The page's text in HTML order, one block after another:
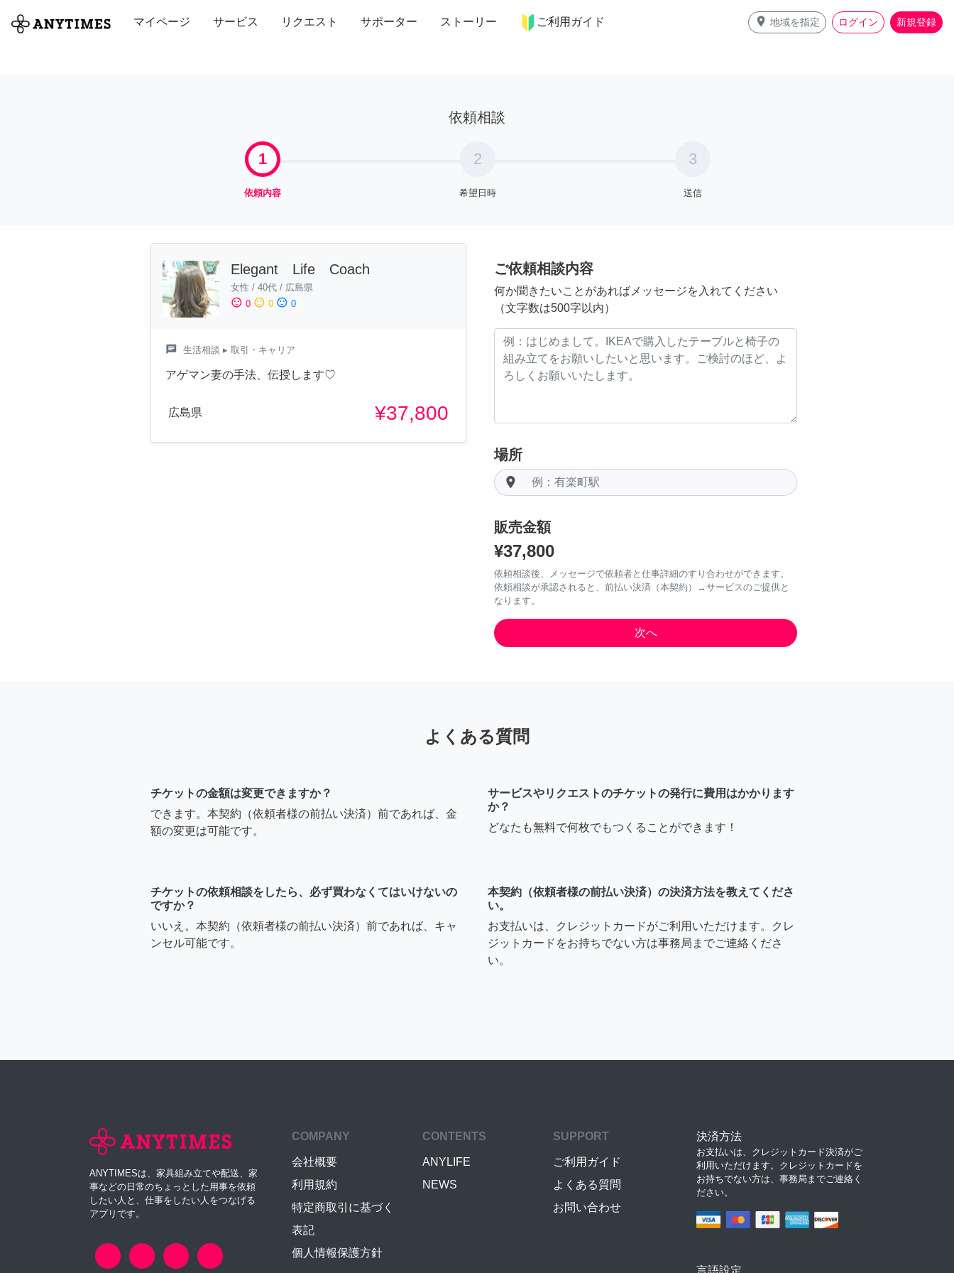
マイページ サービス リクエスト サポーター ストーリー ご利用ガイド place 地域を指定 ログイン 新規登録
全て 修理・組立 家事 引っ越し インテリア 趣味・習い事 ペット 料理
依頼相談
1
依頼内容
2
希望日時
3
送信
Elegant Life Coach
女性 / 40代 / 広島県
sentiment_satisfied 0 sentiment_neutral 0 sentiment_dissatisfied 0
chat 生活相談 ▸ 取引・キャリア
アゲマン妻の手法、伝授します♡
広島県 ¥37,800
ご依頼相談内容
何か聞きたいことがあればメッセージを入れてください
（文字数は500字以内）
場所
room
販売金額
¥37,800
依頼相談後、メッセージで依頼者と仕事詳細のすり合わせができます。
依頼相談が承認されると、前払い決済（本契約）→サービスのご提供と
なります。
よくある質問
チケットの金額は変更できますか？
できます。本契約（依頼者様の前払い決済）前であれば、金
額の変更は可能です。
サービスやリクエストのチケットの発行に費用はかかります
か？
どなたも無料で何枚でもつくることができます！
チケットの依頼相談をしたら、必ず買わなくてはいけないの
ですか？
いいえ。本契約（依頼者様の前払い決済）前であれば、キャ
ンセル可能です。
本契約（依頼者様の前払い決済）の決済方法を教えてくださ
い。
お支払いは、クレジットカードがご利用いただけます。クレ
ジットカードをお持ちでない方は事務局までご連絡くださ
い。
ANYTIMESは、家具組み立てや配送、家
事などの日常のちょっとした用事を依頼
したい人と、仕事をしたい人をつなげる
アプリです。
COMPANY
会社概要
利用規約
特定商取引に基づく
表記
個人情報保護方針
CONTENTS
ANYLIFE
NEWS
SUPPORT
ご利用ガイド
よくある質問
お問い合わせ
決済方法
お支払いは、クレジットカード決済がご
利用いただけます。クレジットカードを
お持ちでない方は、事務局までご連絡く
ださい。
言語設定